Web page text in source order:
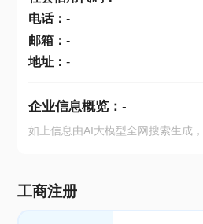
电话： -
邮箱： -
地址： -
企业信息概览： -
如上信息由AI大模型全网搜索生成
工商注册